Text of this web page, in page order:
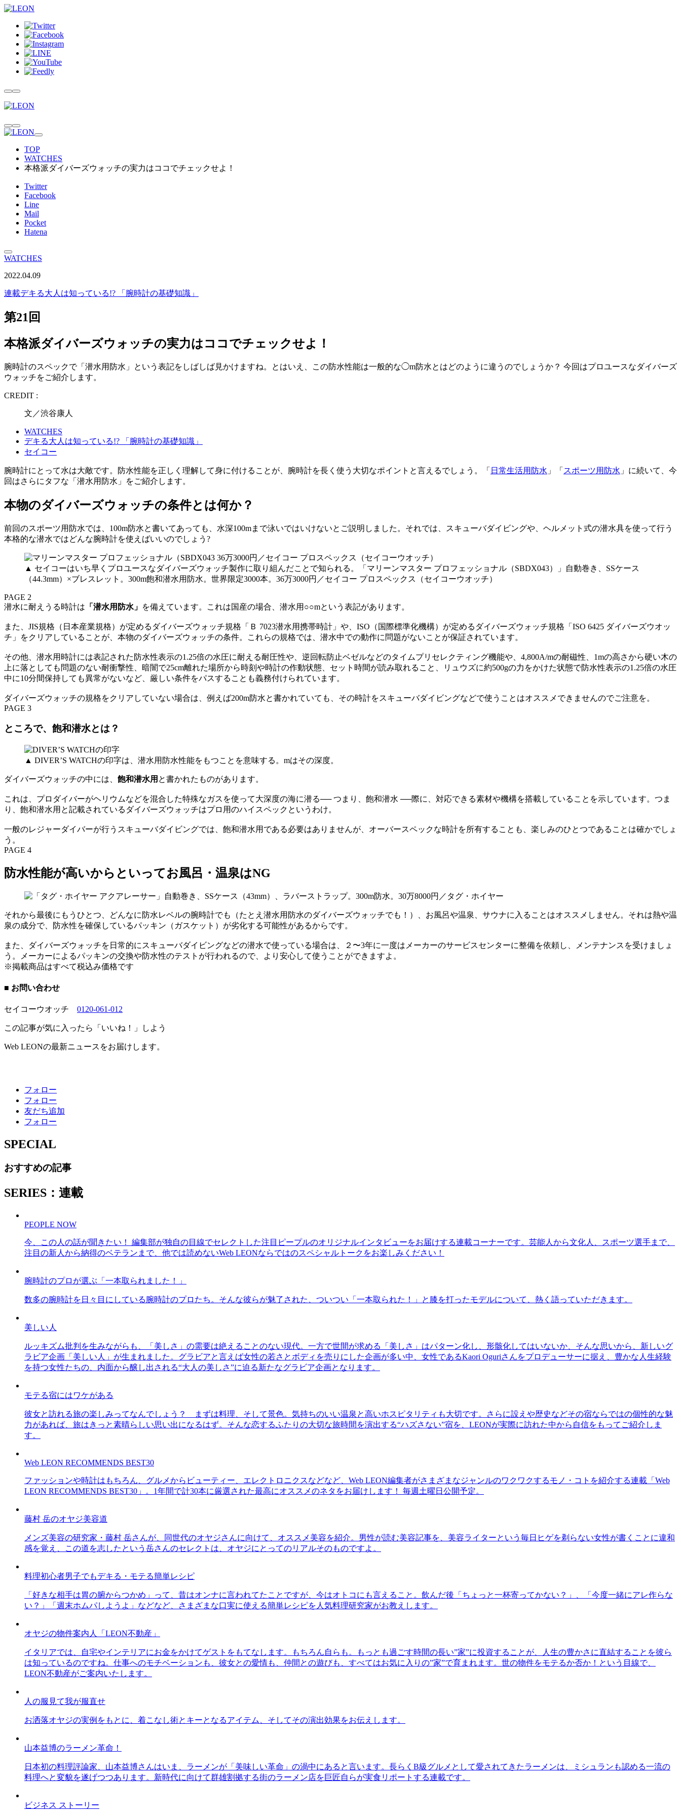
TOP
WATCHES
本格派ダイバーズウォッチの実力はココでチェックせよ！
Twitter
Facebook
Line
Mail
Pocket
Hatena
WATCHES
2022.04.09
連載デキる大人は知っている!? 「腕時計の基礎知識」
第21回
本格派ダイバーズウォッチの実力はココでチェックせよ！
腕時計のスペックで「潜水用防水」という表記をしばしば見かけますね。とはいえ、この防水性能は一般的な◯m防水とはどのように違うのでしょうか？ 今回はプロユースなダイバーズ
ウォッチをご紹介します。
CREDIT :
文／渋谷康人
WATCHES
デキる大人は知っている!? 「腕時計の基礎知識」
セイコー
腕時計にとって水は大敵です。防水性能を正しく理解して身に付けることが、腕時計を長く使う大切なポイントと言えるでしょう。「 日常生活用防水 」「 スポーツ用防水 」に続いて、今
回はさらにタフな「潜水用防水」をご紹介します。
本物のダイバーズウォッチの条件とは何か？
前回のスポーツ用防水では、100m防水と書いてあっても、水深100mまで泳いではいけないとご説明しました。それでは、スキューバダイビングや、ヘルメット式の潜水具を使って行う
本格的な潜水ではどんな腕時計を使えばいいのでしょう?
▲ セイコーはいち早くプロユースなダイバーズウォッチ製作に取り組んだことで知られる。「マリーンマスター プロフェッショナル（SBDX043）」自動巻き、SSケース
（44.3mm）×ブレスレット。300m飽和潜水用防水。世界限定3000本。36万3000円／セイコー プロスペックス（セイコーウオッチ）
PAGE 2
潜水に耐えうる時計は 「潜水用防水」 を備えています。これは国産の場合、潜水用○○mという表記があります。
また、JIS規格（日本産業規格）が定めるダイバーズウォッチ規格「Ｂ 7023潜水用携帯時計」や、ISO（国際標準化機構）が定めるダイバーズウォッチ規格「ISO 6425 ダイバーズウオッ
チ」をクリアしていることが、本物のダイバーズウォッチの条件。これらの規格では、潜水中での動作に問題がないことが保証されています。
その他、潜水用時計には表記された防水性表示の1.25倍の水圧に耐える耐圧性や、逆回転防止ベゼルなどのタイムプリセレクティング機能や、4,800A/mの耐磁性、1mの高さから硬い木の
上に落としても問題のない耐衝撃性、暗闇で25cm離れた場所から時刻や時計の作動状態、セット時間が読み取れること、リュウズに約500gの力をかけた状態で防水性表示の1.25倍の水圧
中に10分間保持しても異常がないなど、厳しい条件をパスすることも義務付けられています。
ダイバーズウォッチの規格をクリアしていない場合は、例えば200m防水と書かれていても、その時計をスキューバダイビングなどで使うことはオススメできませんのでご注意を。
PAGE 3
ところで、飽和潜水とは？
▲ DIVER’S WATCHの印字は、潜水用防水性能をもつことを意味する。mはその深度。
ダイバーズウォッチの中には、 飽和潜水用 と書かれたものがあります。
これは、プロダイバーがヘリウムなどを混合した特殊なガスを使って大深度の海に潜る── つまり、飽和潜水 ──際に、対応できる素材や機構を搭載していることを示しています。つま
り、飽和潜水用と記載されているダイバーズウォッチはプロ用のハイスペックというわけ。
一般のレジャーダイバーが行うスキューバダイビングでは、飽和潜水用である必要はありませんが、オーバースペックな時計を所有することも、楽しみのひとつであることは確かでしょ
う。
PAGE 4
防水性能が高いからといってお風呂・温泉はNG
それから最後にもうひとつ、どんなに防水レベルの腕時計でも（たとえ潜水用防水のダイバーズウォッチでも！）、お風呂や温泉、サウナに入ることはオススメしません。それは熱や温
泉の成分で、防水性を確保しているパッキン（ガスケット）が劣化する可能性があるからです。
また、ダイバーズウォッチを日常的にスキューバダイビングなどの潜水で使っている場合は、２〜3年に一度はメーカーのサービスセンターに整備を依頼し、メンテナンスを受けましょ
う。メーカーによるパッキンの交換や防水性のテストが行われるので、より安心して使うことができますよ。
※掲載商品はすべて税込み価格です
■ お問い合わせ
セイコーウオッチ 0120-061-012
この記事が気に入ったら「いいね！」しよう
Web LEONの最新ニュースをお届けします。
フォロー
フォロー
友だち追加
フォロー
SPECIAL
おすすめの記事
SERIES：連載
PEOPLE NOW
今、この人の話が聞きたい！ 編集部が独自の目線でセレクトした注目ピープルのオリジナルインタビューをお届けする連載コーナーです。芸能人から文化人、スポーツ選手まで、
注目の新人から納得のベテランまで、他では読めないWeb LEONならではのスペシャルトークをお楽しみください！
腕時計のプロが選ぶ「一本取られました！」
数多の腕時計を日々目にしている腕時計のプロたち。そんな彼らが魅了された、ついつい「一本取られた！」と膝を打ったモデルについて、熱く語っていただきます。
美しい人
ルッキズム批判を生みながらも、「美しさ」の需要は絶えることのない現代。一方で世間が求める「美しさ」はパターン化し、形骸化してはいないか、そんな思いから、新しいグ
ラビア企画「美しい人」が生まれました。グラビアと言えば女性の若さとボディを売りにした企画が多い中、女性であるKaori Oguriさんをプロデューサーに据え、豊かな人生経験
を持つ女性たちの、内面から醸し出される“大人の美しさ”に迫る新たなグラビア企画となります。
モテる宿にはワケがある
彼女と訪れる旅の楽しみってなんでしょう？ まずは料理、そして景色。気持ちのいい温泉と高いホスピタリティも大切です。さらに設えや歴史などその宿ならではの個性的な魅
力があれば、旅はきっと素晴らしい思い出になるはず。そんな恋するふたりの大切な旅時間を演出する“ハズさない”宿を、LEONが実際に訪れた中から自信をもってご紹介しま
す。
Web LEON RECOMMENDS BEST30
ファッションや時計はもちろん、グルメからビューティー、エレクトロニクスなどなど、Web LEON編集者がさまざまなジャンルのワクワクするモノ・コトを紹介する連載「Web
LEON RECOMMENDS BEST30」。1年間で計30本に厳選された最高にオススメのネタをお届けします！ 毎週土曜日公開予定。
藤村 岳のオヤジ美容道
メンズ美容の研究家・藤村 岳さんが、同世代のオヤジさんに向けて、オススメ美容を紹介。男性が読む美容記事を、美容ライターという毎日ヒゲを剃らない女性が書くことに違和
感を覚え、この道を志したという岳さんのセレクトは、オヤジにとってのリアルそのものですよ。
料理初心者男子でもデキる・モテる簡単レシピ
「好きな相手は胃の腑からつかめ」って、昔はオンナに言われてたことですが、今はオトコにも言えること。飲んだ後「ちょっと一杯寄ってかない？」、「今度一緒にアレ作らな
い？」「週末ホムパしようよ」などなど、さまざまな口実に使える簡単レシピを人気料理研究家がお教えします。
オヤジの物件案内人「LEON不動産」
イタリアでは、自宅やインテリアにお金をかけてゲストをもてなします。もちろん自らも。もっとも過ごす時間の長い”家”に投資することが、人生の豊かさに直結することを彼ら
は知っているのですね。仕事へのモチベーションも、彼女との愛情も、仲間との遊びも、すべてはお気に入りの”家”で育まれます。世の物件をモテるか否か！という目線で、
LEON不動産がご案内いたします。
人の服見て我が服直せ
お洒落オヤジの実例をもとに、着こなし術とキーとなるアイテム、そしてその演出効果をお伝えします。
山本益博のラーメン革命！
日本初の料理評論家、山本益博さんはいま、ラーメンが「美味しい革命」の渦中にあると言います。長らくB級グルメとして愛されてきたラーメンは、ミシュランも認める一流の
料理へと変貌を遂げつつあります。新時代に向けて群雄割拠する街のラーメン店を巨匠自らが実食リポートする連載です。
ビジネス ストーリー